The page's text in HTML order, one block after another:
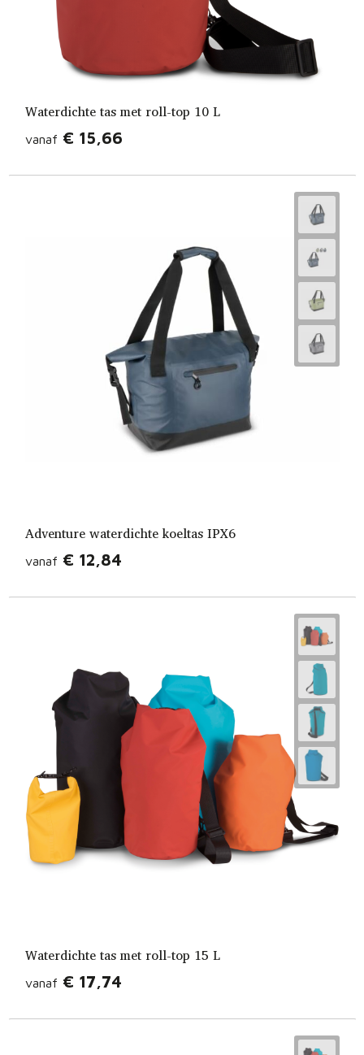
Waterdichte tas met roll-top 10 L
vanaf € 15,66
Adventure waterdichte koeltas IPX6
vanaf € 12,84
Waterdichte tas met roll-top 15 L
vanaf € 17,74